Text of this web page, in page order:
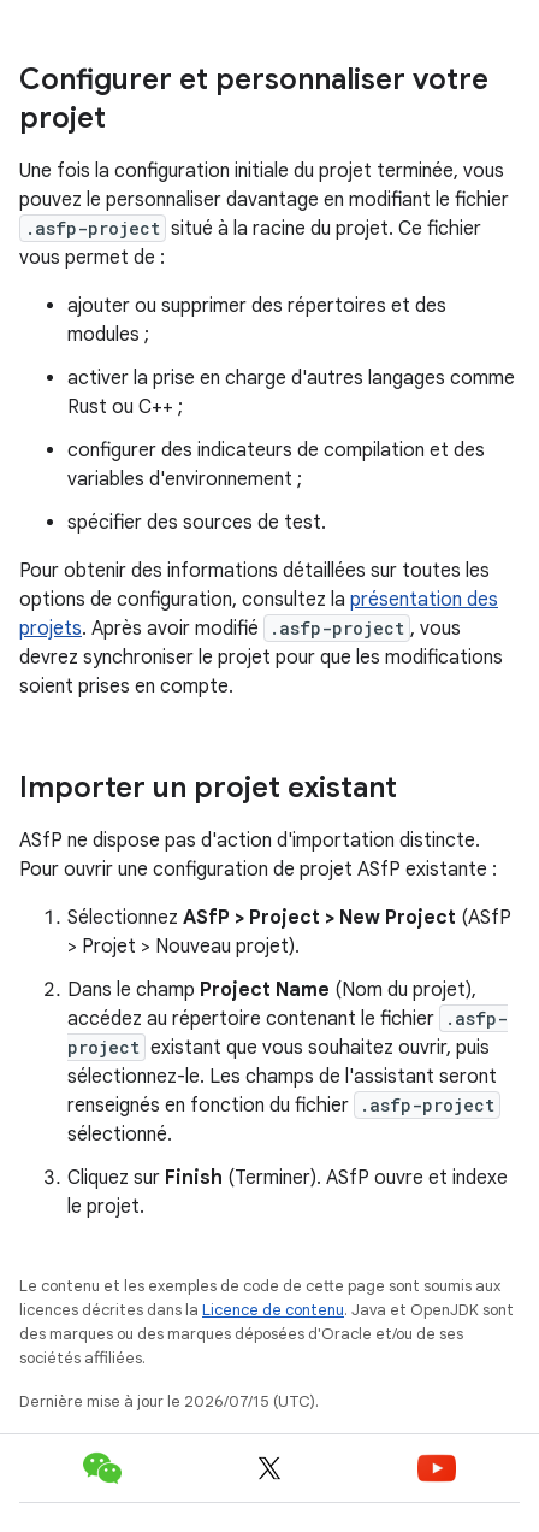
Configurer et personnaliser votre
projet
Une fois la configuration initiale du projet terminée, vous
pouvez le personnaliser davantage en modifiant le fichier
.asfp-project situé à la racine du projet. Ce fichier
vous permet de :
ajouter ou supprimer des répertoires et des
modules ;
activer la prise en charge d'autres langages comme
Rust ou C++ ;
configurer des indicateurs de compilation et des
variables d'environnement ;
spécifier des sources de test.
Pour obtenir des informations détaillées sur toutes les
options de configuration, consultez la présentation des
projets. Après avoir modifié .asfp-project , vous
devrez synchroniser le projet pour que les modifications
soient prises en compte.
Importer un projet existant
ASfP ne dispose pas d'action d'importation distincte.
Pour ouvrir une configuration de projet ASfP existante :
Sélectionnez ASfP > Project > New Project (ASfP
> Projet > Nouveau projet).
Dans le champ Project Name (Nom du projet),
accédez au répertoire contenant le fichier
.asfp-
project existant que vous souhaitez ouvrir, puis
sélectionnez-le. Les champs de l'assistant seront
renseignés en fonction du fichier
.asfp-project
sélectionné.
Cliquez sur Finish (Terminer). ASfP ouvre et indexe
le projet.
Le contenu et les exemples de code de cette page sont soumis aux
licences décrites dans la Licence de contenu. Java et OpenJDK sont
des marques ou des marques déposées d'Oracle et/ou de ses
sociétés affiliées.
Dernière mise à jour le 2026/07/15 (UTC).